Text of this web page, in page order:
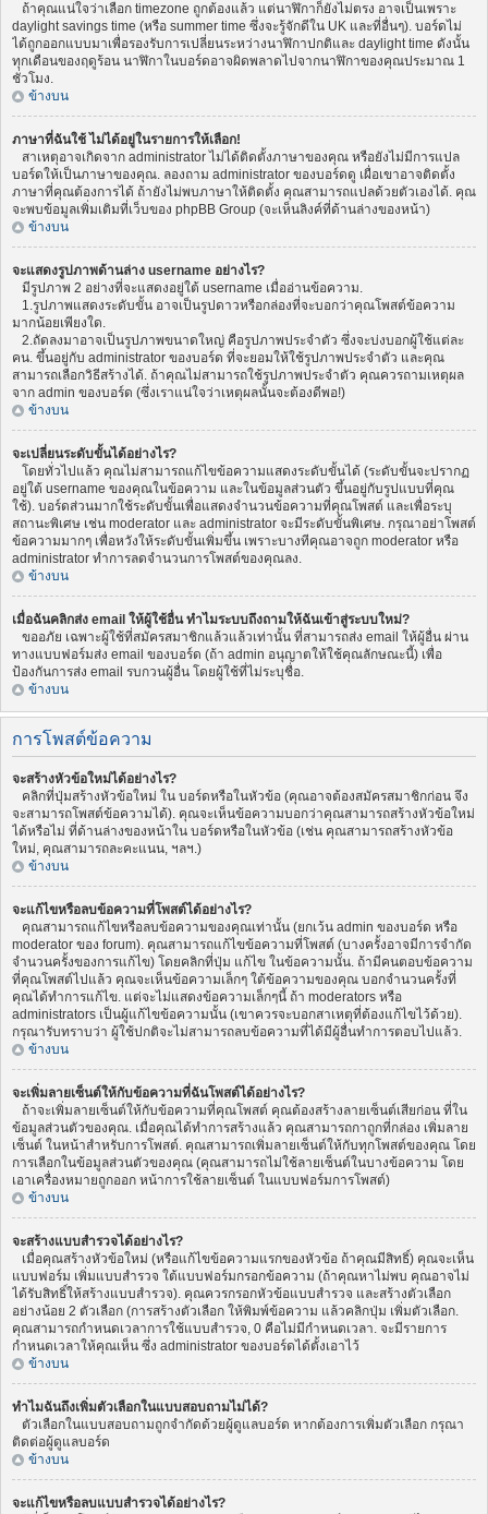
ถ้าคุณแน่ใจว่าเลือก timezone ถูกต้องแล้ว แต่นาฬิกาก็ยังไม่ตรง อาจเป็นเพราะ
daylight savings time (หรือ summer time ซึ่งจะรู้จักดีใน UK และที่อื่นๆ). บอร์ดไม่
ได้ถูกออกแบบมาเพื่อรองรับการเปลี่ยนระหว่างนาฬิกาปกติและ daylight time ดังนั้น
ทุกเดือนของฤดูร้อน นาฬิกาในบอร์ดอาจผิดพลาดไปจากนาฬิกาของคุณประมาณ 1
ชั่วโมง.
ข้างบน
ภาษาที่ฉันใช้ ไม่ได้อยู่ในรายการให้เลือก!
สาเหตุอาจเกิดจาก administrator ไม่ได้ติดตั้งภาษาของคุณ หรือยังไม่มีการแปล
บอร์ดให้เป็นภาษาของคุณ. ลองถาม administrator ของบอร์ดดู เผื่อเขาอาจติดตั้ง
ภาษาที่คุณต้องการได้ ถ้ายังไม่พบภาษาให้ติดตั้ง คุณสามารถแปลด้วยตัวเองได้. คุณ
จะพบข้อมูลเพิ่มเติมที่เว็บของ phpBB Group (จะเห็นลิงค์ที่ด้านล่างของหน้า)
ข้างบน
จะแสดงรูปภาพด้านล่าง username อย่างไร?
มีรูปภาพ 2 อย่างที่จะแสดงอยู่ใต้ username เมื่ออ่านข้อความ.
1.รูปภาพแสดงระดับขั้น อาจเป็นรูปดาวหรือกล่องที่จะบอกว่าคุณโพสต์ข้อความ
มากน้อยเพียงใด.
2.ถัดลงมาอาจเป็นรูปภาพขนาดใหญ่ คือรูปภาพประจำตัว ซึ่งจะบ่งบอกผู้ใช้แต่ละ
คน. ขึ้นอยู่กับ administrator ของบอร์ด ที่จะยอมให้ใช้รูปภาพประจำตัว และคุณ
สามารถเลือกวิธีสร้างได้. ถ้าคุณไม่สามารถใช้รูปภาพประจำตัว คุณควรถามเหตุผล
จาก admin ของบอร์ด (ซึ่งเราแน่ใจว่าเหตุผลนั้นจะต้องดีพอ!)
ข้างบน
จะเปลี่ยนระดับขั้นได้อย่างไร?
โดยทั่วไปแล้ว คุณไม่สามารถแก้ไขข้อความแสดงระดับขั้นได้ (ระดับขั้นจะปรากฏ
อยู่ใต้ username ของคุณในข้อความ และในข้อมูลส่วนตัว ขึ้นอยู่กับรูปแบบที่คุณ
ใช้). บอร์ดส่วนมากใช้ระดับขั้นเพื่อแสดงจำนวนข้อความที่คุณโพสต์ และเพื่อระบุ
สถานะพิเศษ เช่น moderator และ administrator จะมีระดับขั้นพิเศษ. กรุณาอย่าโพสต์
ข้อความมากๆ เพื่อหวังให้ระดับขั้นเพิ่มขึ้น เพราะบางทีคุณอาจถูก moderator หรือ
administrator ทำการลดจำนวนการโพสต์ของคุณลง.
ข้างบน
เมื่อฉันคลิกส่ง email ให้ผู้ใช้อื่น ทำไมระบบถึงถามให้ฉันเข้าสู่ระบบใหม่?
ขออภัย เฉพาะผู้ใช้ที่สมัครสมาชิกแล้วแล้วเท่านั้น ที่สามารถส่ง email ให้ผู้อื่น ผ่าน
ทางแบบฟอร์มส่ง email ของบอร์ด (ถ้า admin อนุญาตให้ใช้คุณลักษณะนี้) เพื่อ
ป้องกันการส่ง email รบกวนผู้อื่น โดยผู้ใช้ที่ไม่ระบุชื่อ.
ข้างบน
การโพสต์ข้อความ
จะสร้างหัวข้อใหม่ได้อย่างไร?
คลิกที่ปุ่มสร้างหัวข้อใหม่ ใน บอร์ดหรือในหัวข้อ (คุณอาจต้องสมัครสมาชิกก่อน จึง
จะสามารถโพสต์ข้อความได้). คุณจะเห็นข้อความบอกว่าคุณสามารถสร้างหัวข้อใหม่
ได้หรือไม่ ที่ด้านล่างของหน้าใน บอร์ดหรือในหัวข้อ (เช่น คุณสามารถสร้างหัวข้อ
ใหม่, คุณสามารถละคะแนน, ฯลฯ.)
ข้างบน
จะแก้ไขหรือลบข้อความที่โพสต์ได้อย่างไร?
คุณสามารถแก้ไขหรือลบข้อความของคุณเท่านั้น (ยกเว้น admin ของบอร์ด หรือ
moderator ของ forum). คุณสามารถแก้ไขข้อความที่โพสต์ (บางครั้งอาจมีการจำกัด
จำนวนครั้งของการแก้ไข) โดยคลิกที่ปุ่ม แก้ไข ในข้อความนั้น. ถ้ามีคนตอบข้อความ
ที่คุณโพสต์ไปแล้ว คุณจะเห็นข้อความเล็กๆ ใต้ข้อความของคุณ บอกจำนวนครั้งที่
คุณได้ทำการแก้ไข. แต่จะไม่แสดงข้อความเล็กๆนี้ ถ้า moderators หรือ
administrators เป็นผู้แก้ไขข้อความนั้น (เขาควรจะบอกสาเหตุที่ต้องแก้ไขไว้ด้วย).
กรุณารับทราบว่า ผู้ใช้ปกติจะไม่สามารถลบข้อความที่ได้มีผู้อื่นทำการตอบไปแล้ว.
ข้างบน
จะเพิ่มลายเซ็นต์ให้กับข้อความที่ฉันโพสต์ได้อย่างไร?
ถ้าจะเพิ่มลายเซ็นต์ให้กับข้อความที่คุณโพสต์ คุณต้องสร้างลายเซ็นต์เสียก่อน ที่ใน
ข้อมูลส่วนตัวของคุณ. เมื่อคุณได้ทำการสร้างแล้ว คุณสามารถกาถูกที่กล่อง เพิ่มลาย
เซ็นต์ ในหน้าสำหรับการโพสต์. คุณสามารถเพิ่มลายเซ็นต์ให้กับทุกโพสต์ของคุณ โดย
การเลือกในข้อมูลส่วนตัวของคุณ (คุณสามารถไม่ใช้ลายเซ็นต์ในบางข้อความ โดย
เอาเครื่องหมายถูกออก หน้าการใช้ลายเซ็นต์ ในแบบฟอร์มการโพสต์)
ข้างบน
จะสร้างแบบสำรวจได้อย่างไร?
เมื่อคุณสร้างหัวข้อใหม่ (หรือแก้ไขข้อความแรกของหัวข้อ ถ้าคุณมีสิทธิ์) คุณจะเห็น
แบบฟอร์ม เพิ่มแบบสำรวจ ใต้แบบฟอร์มกรอกข้อความ (ถ้าคุณหาไม่พบ คุณอาจไม่
ได้รับสิทธิ์ให้สร้างแบบสำรวจ). คุณควรกรอกหัวข้อแบบสำรวจ และสร้างตัวเลือก
อย่างน้อย 2 ตัวเลือก (การสร้างตัวเลือก ให้พิมพ์ข้อความ แล้วคลิกปุ่ม เพิ่มตัวเลือก.
คุณสามารถกำหนดเวลาการใช้แบบสำรวจ, 0 คือไม่มีกำหนดเวลา. จะมีรายการ
กำหนดเวลาให้คุณเห็น ซึ่ง administrator ของบอร์ดได้ตั้งเอาไว้
ข้างบน
ทำไมฉันถึงเพิ่มตัวเลือกในแบบสอบถามไม่ได้?
ตัวเลือกในแบบสอบถามถูกจำกัดด้วยผู้ดูแลบอร์ด หากต้องการเพิ่มตัวเลือก กรุณา
ติดต่อผู้ดูแลบอร์ด
ข้างบน
จะแก้ไขหรือลบแบบสำรวจได้อย่างไร?